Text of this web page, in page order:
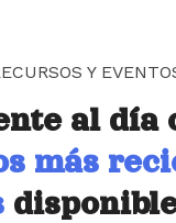
Y
al día
más